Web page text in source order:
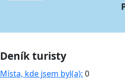
Deník turisty
Místa, kde jsem byl(a): 0